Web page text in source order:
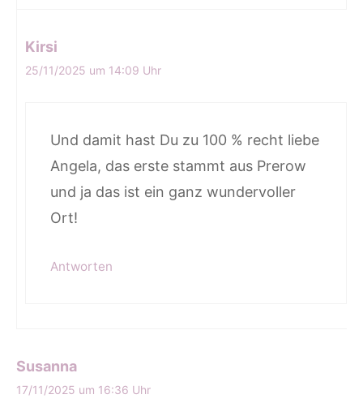
Kirsi
25/11/2025 um 14:09 Uhr
Und damit hast Du zu 100 % recht liebe
Angela, das erste stammt aus Prerow
und ja das ist ein ganz wundervoller
Ort!
Antworten
Susanna
17/11/2025 um 16:36 Uhr